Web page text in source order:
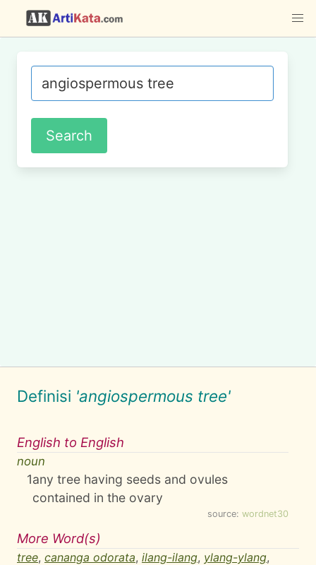
Definisi 'angiospermous tree'
English to English
noun
1any tree having seeds and ovules
contained in the ovary
source: wordnet30
More Word(s)
tree, cananga odorata, ilang-ilang, ylang-ylang,